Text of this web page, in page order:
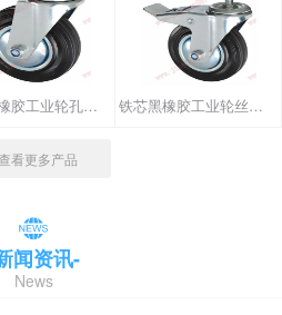
铁芯黑橡胶工业轮孔顶活动 铁芯黑橡胶工业轮丝杆刹车
看更多产品
闻资讯-
News